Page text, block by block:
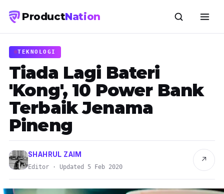
ProductNation
TEKNOLOGI
Tiada Lagi Bateri
'Kong', 10 Power Bank
Terbaik Jenama
Pineng
SHAHRUL ZAIM
Editor · Updated 5 Feb 2020
↗